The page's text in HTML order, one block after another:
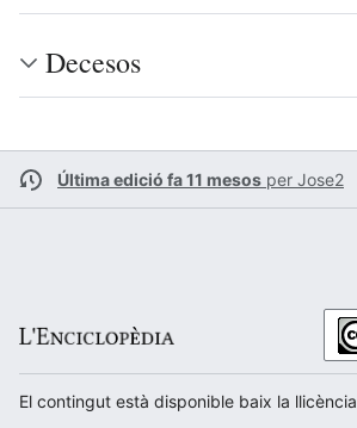
Decesos
Última edició fa 11 mesos per Jose2
El contingut està disponible baix la llicència